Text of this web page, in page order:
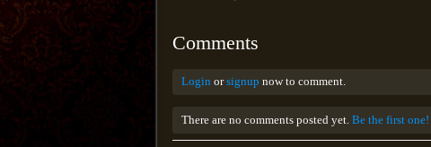
Comments
Login orsignup now to comment.
There are no comments posted yet.Be the first one!